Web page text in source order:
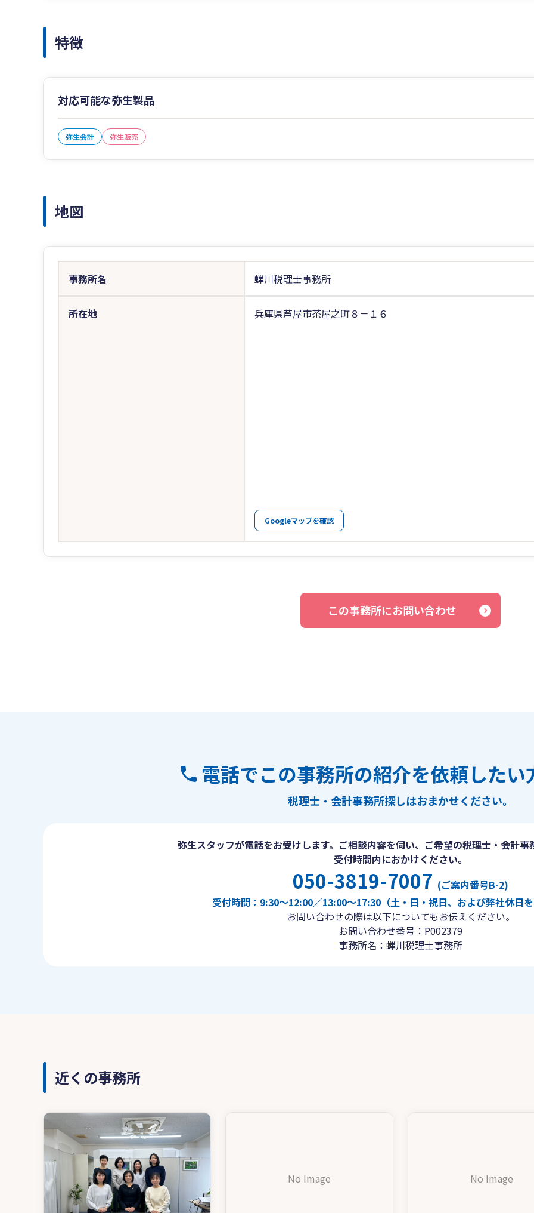
特徴
対応可能な弥生製品
弥生会計 弥生販売
地図
事務所名 蝉川税理士事務所
所在地 兵庫県芦屋市茶屋之町８－１６
Googleマップを確認
この事務所にお問い合わせ
電話でこの事務所の紹介を依頼したい
税理士・会計事務所探しはおまかせください。
弥生スタッフが電話をお受けします。ご相談内容を伺い、ご希望の税理士・会計事
受付時間内におかけください。
050-3819-7007 (ご案内番号B-2)
受付時間：9:30〜12:00／13:00〜17:30（土・日・祝日、および弊社休日
お問い合わせの際は以下についてもお伝えください。
お問い合わせ番号：P002379
事務所名：蝉川税理士事務所
近くの事務所
No Image No Image